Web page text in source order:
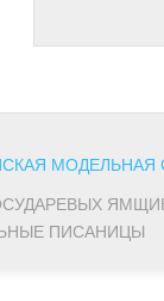
ПИСАНИЦЫ